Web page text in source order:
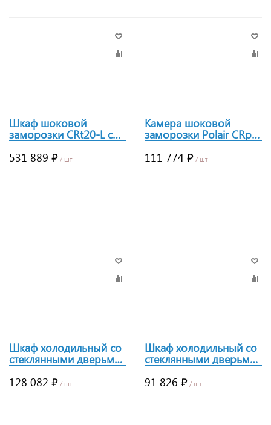
Шкаф шоковой
заморозки CRt20-L с
тележкой
531 889 ₽ / шт
Камера шоковой
заморозки Polair CRp3-
2/3-L
111 774 ₽ / шт
Шкаф холодильный со
стеклянными дверьми
Polair DB105hd-S
128 082 ₽ / шт
Шкаф холодильный со
стеклянными дверьми
Polair DM107hd-S
91 826 ₽ / шт